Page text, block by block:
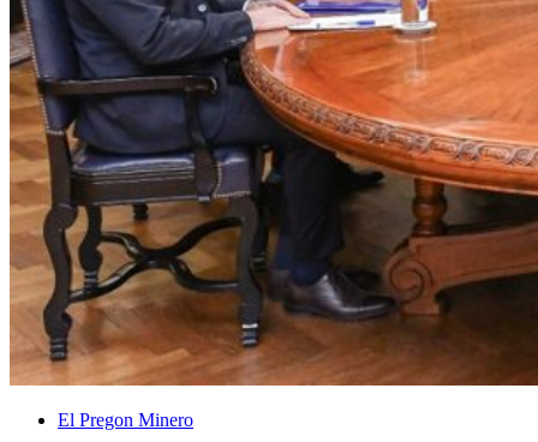
El Pregon Minero